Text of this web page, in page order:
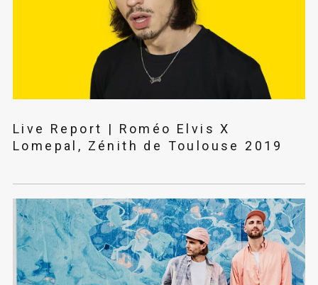
Live Report | Roméo Elvis X
Lomepal, Zénith de Toulouse 2019